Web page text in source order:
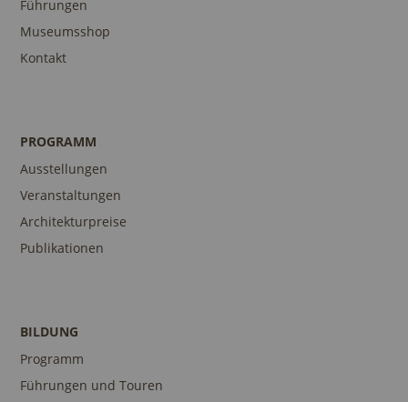
Führungen
Museumsshop
Kontakt
PROGRAMM
Ausstellungen
Veranstaltungen
Architekturpreise
Publikationen
BILDUNG
Programm
Führungen und Touren